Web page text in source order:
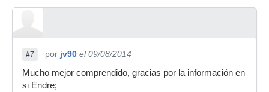
#7 por jv90 el 09/08/2014
Mucho mejor comprendido, gracias por la información en
si Endre;